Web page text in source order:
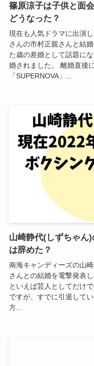
篠原涼子は子供と面
どうなった？
現在も人気ドラマに出演
さんの市村正親さんと結
た歳の差婚として話題に
婚されました。 離婚直後
「SUPERNOVA」...
山崎静代(しずちゃん
は辞めた？
南海キャンディーズの山
さんとの結婚を電撃発表
といえば芸人としてだけ
ですが、すでに引退して
方...